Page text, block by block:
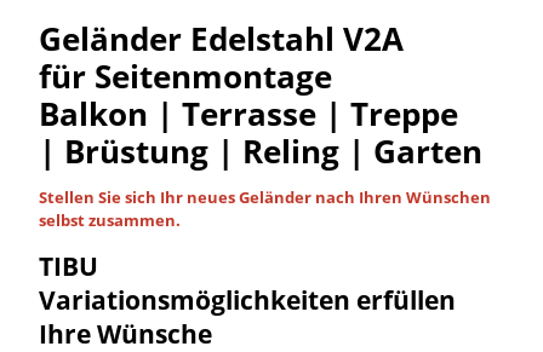
Geländer Edelstahl V2A
für Seitenmontage
Balkon | Terrasse | Treppe
| Brüstung | Reling | Garten
Stellen Sie sich Ihr neues Geländer nach Ihren Wünschen
selbstzusammen.
TIBU
Variationsmöglichkeiten erfüllen
Ihre Wünsche